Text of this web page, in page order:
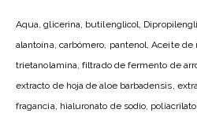
Aqua, glicerina, butilenglicol,
alantoína, carbómero, pantenol, Aceite de
trietanolamina, filtrado de fermento de
extracto de hoja de aloe barbadensis,
fragancia, hialuronato de sodio,